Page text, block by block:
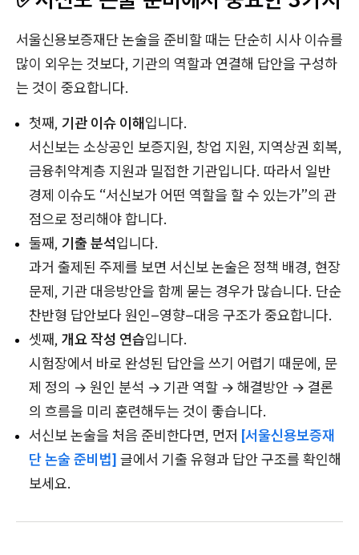
서울신용보증재단 논술을 준비할 때는 단순히 시사 이슈를
많이 외우는 것보다, 기관의 역할과 연결해 답안을 구성하
는 것이 중요합니다.
첫째, 기관 이슈 이해입니다.
서신보는 소상공인 보증지원, 창업 지원, 지역상권 회복,
금융취약계층 지원과 밀접한 기관입니다. 따라서 일반
경제 이슈도 “서신보가 어떤 역할을 할 수 있는가”의 관
점으로 정리해야 합니다.
둘째, 기출 분석입니다.
과거 출제된 주제를 보면 서신보 논술은 정책 배경, 현장
문제, 기관 대응방안을 함께 묻는 경우가 많습니다. 단순
찬반형 답안보다 원인–영향–대응 구조가 중요합니다.
셋째, 개요 작성 연습입니다.
시험장에서 바로 완성된 답안을 쓰기 어렵기 때문에, 문
제 정의 → 원인 분석 → 기관 역할 → 해결방안 → 결론
의 흐름을 미리 훈련해두는 것이 좋습니다.
서신보 논술을 처음 준비한다면, 먼저 [서울신용보증재
단 논술 준비법] 글에서 기출 유형과 답안 구조를 확인해
보세요.